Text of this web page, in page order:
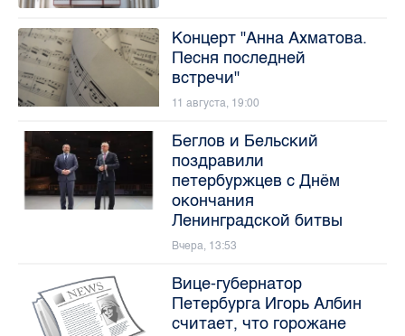
Концерт "Анна Ахматова.
Песня последней
встречи"
11 августа, 19:00
Беглов и Бельский
поздравили
петербуржцев с Днём
окончания
Ленинградской битвы
Вчера, 13:53
Вице-губернатор
Петербурга Игорь Албин
считает, что горожане